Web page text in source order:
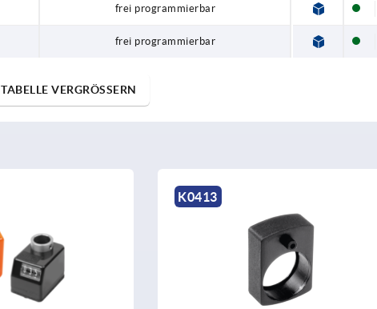
frei programmierbar
frei programmierbar
TABELLE VERGRÖSSERN